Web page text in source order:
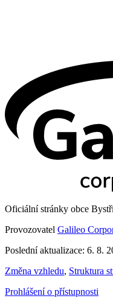
Oficiální stránky obce
Provozovatel Galileo
Poslední aktualizace: 6. 8.
Změna vzhledu, Struktura
Prohlášení o přístupnosti